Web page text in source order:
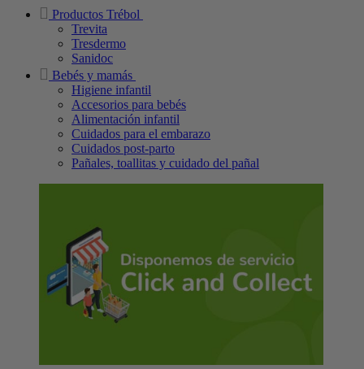
Productos Trébol
Trevita
Tresdermo
Sanidoc
Bebés y mamás
Higiene infantil
Accesorios para bebés
Alimentación infantil
Cuidados para el embarazo
Cuidados post-parto
Pañales, toallitas y cuidado del pañal